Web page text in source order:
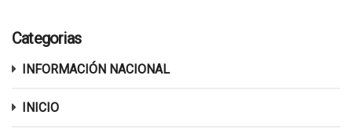
Categorias
INFORMACIÓN NACIONAL
INICIO